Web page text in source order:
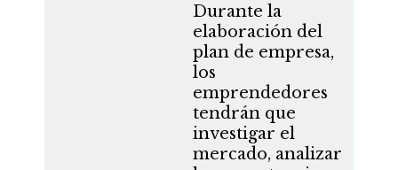
Durante la
elaboración del
plan de empresa,
los
emprendedores
tendrán que
investigar el
mercado, analizar